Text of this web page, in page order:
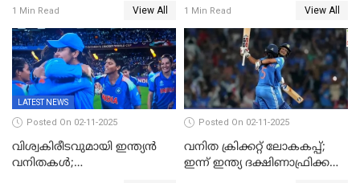
രഞ്ജിയിൽ കർണാടകയ്ക്ക്
കൂറ്റൻ ലീഡ്
1 Min Read View All 1 Min Read View All
LATEST NEWS
Posted On 02-11-2025
വിശ്വകിരീടവുമായി ഇന്ത്യൻ
വനിതകൾ;
Posted On 02-11-2025
വനിത ക്രിക്കറ്റ് ലോകകപ്പ്;
ഇന്ന് ഇന്ത്യ ദക്ഷിണാഫ്രിക്ക